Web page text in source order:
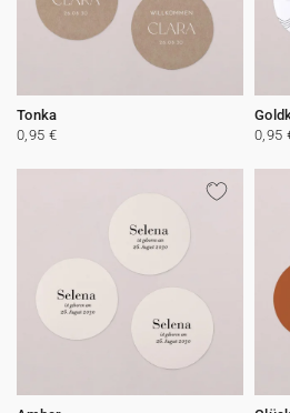
Tonka
0,95 €
0,95